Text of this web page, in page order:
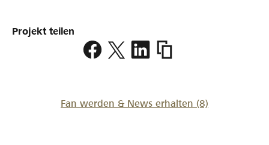
Projekt teilen
https://
tcm
Fan werden & News erhalten (8)